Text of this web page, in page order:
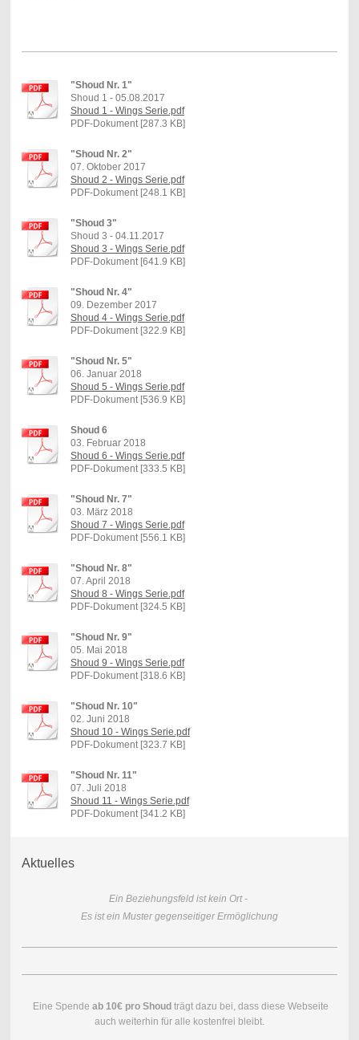
"Shoud Nr. 1"
Shoud 1 - 05.08.2017
Shoud 1 - Wings Serie.pdf
PDF-Dokument [287.3 KB]
"Shoud Nr. 2"
07. Oktober 2017
Shoud 2 - Wings Serie.pdf
PDF-Dokument [248.1 KB]
"Shoud 3"
Shoud 3 - 04.11.2017
Shoud 3 - Wings Serie.pdf
PDF-Dokument [641.9 KB]
"Shoud Nr. 4"
09. Dezember 2017
Shoud 4 - Wings Serie.pdf
PDF-Dokument [322.9 KB]
"Shoud Nr. 5"
06. Januar 2018
Shoud 5 - Wings Serie.pdf
PDF-Dokument [536.9 KB]
Shoud 6
03. Februar 2018
Shoud 6 - Wings Serie.pdf
PDF-Dokument [333.5 KB]
"Shoud Nr. 7"
03. März 2018
Shoud 7 - Wings Serie.pdf
PDF-Dokument [556.1 KB]
"Shoud Nr. 8"
07. April 2018
Shoud 8 - Wings Serie.pdf
PDF-Dokument [324.5 KB]
"Shoud Nr. 9"
05. Mai 2018
Shoud 9 - Wings Serie.pdf
PDF-Dokument [318.6 KB]
"Shoud Nr. 10"
02. Juni 2018
Shoud 10 - Wings Serie.pdf
PDF-Dokument [323.7 KB]
"Shoud Nr. 11"
07. Juli 2018
Shoud 11 - Wings Serie.pdf
PDF-Dokument [341.2 KB]
Aktuelles
Ein Beziehungsfeld ist kein Ort -
Es ist ein Muster gegenseitiger Ermöglichung
Eine Spende ab 10€ pro Shoud trägt dazu bei, dass diese Webseite
auch weiterhin für alle kostenfrei bleibt.